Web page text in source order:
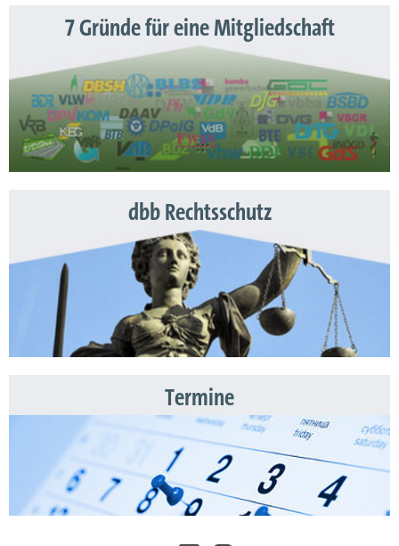
7 Gründe für eine Mitgliedschaft
dbb Rechtsschutz
Termine